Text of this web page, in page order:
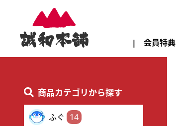
会員特典
商品カテゴリから探す
ふぐ 14